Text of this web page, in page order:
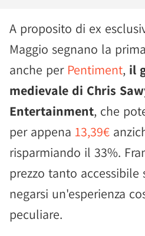
A proposito di ex
Maggio segnano la
anche per Pentiment, il
medievale di Chris
Entertainment, che
per appena 13,39€
risparmiando il 33%.
prezzo tanto
negarsi un'esperienza
peculiare.